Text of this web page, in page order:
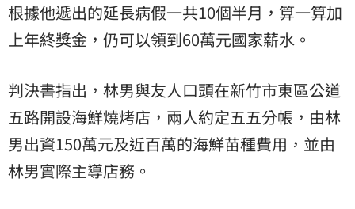
根據他遞出的延長病假一共10個半月，算一算加
上年終獎金，仍可以領到60萬元國家薪水。
判決書指出，林男與友人口頭在新竹市東區公道
五路開設海鮮燒烤店，兩人約定五五分帳，由林
男出資150萬元及近百萬的海鮮苗種費用，並由
林男實際主導店務。